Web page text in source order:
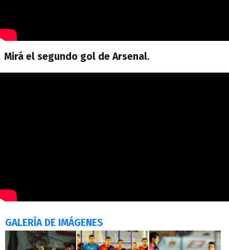
Mirá el segundo gol de Arsenal.
GALERÍA DE IMÁGENES